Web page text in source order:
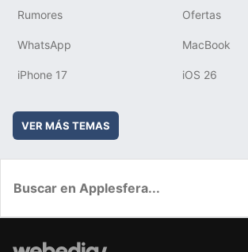
Rumores Ofertas
WhatsApp MacBook
iPhone 17 iOS 26
VER MÁS TEMAS